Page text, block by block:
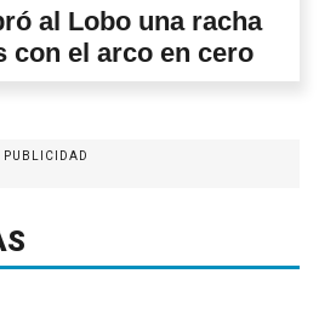
al Lobo una racha
con el arco en cero
PUBLICIDAD